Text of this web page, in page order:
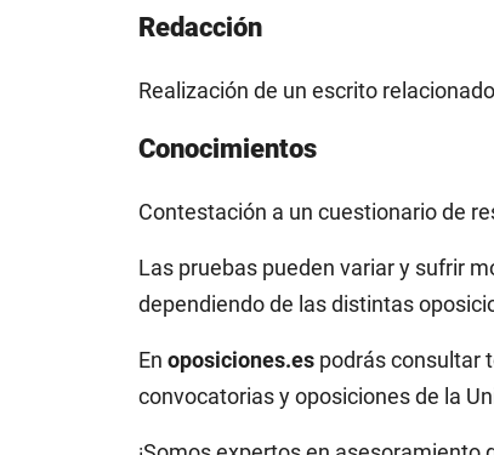
Redacción
Realización de un escrito
Conocimientos
Contestación a un cuestionario de
Las pruebas pueden variar y sufrir
dependiendo de las distintas
En oposiciones.es podrás consultar
convocatorias y oposiciones de la